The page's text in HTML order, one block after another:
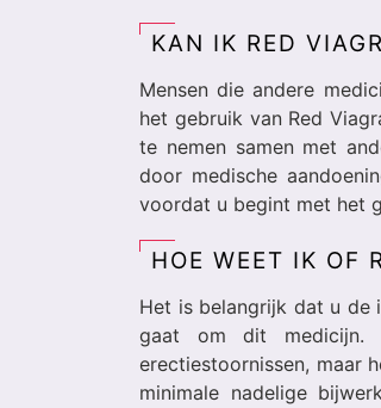
KAN IK RED
Mensen die andere
het gebruik van Red
te nemen samen met
door medische
voordat u begint met het
HOE WEET IK OF
Het is belangrijk dat u de
gaat om dit medicijn.
erectiestoornissen, maar
minimale nadelige